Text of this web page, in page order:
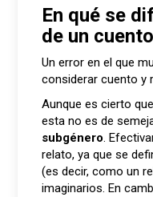
En qué se
de un cuento
Un error en el que
considerar cuento y
Aunque es cierto
esta no es de
subgénero.
relato, ya que se
(es decir, como un
imaginarios. En